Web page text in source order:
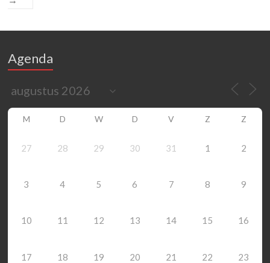
Agenda
M D W D V Z Z
27 28 29 30 31 1 2
3 4 5 6 7 8 9
10 11 12 13 14 15 16
17 18 19 20 21 22 23